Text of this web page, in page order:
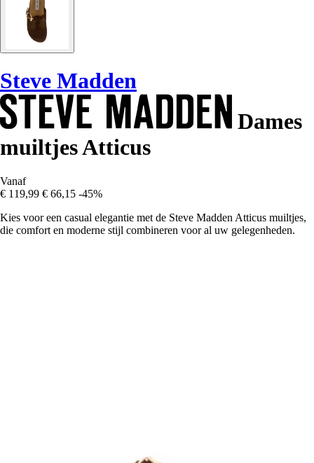
Steve Madden
Dames
muiltjes Atticus
Vanaf
€ 119,99 € 66,15 -45%
Kies voor een casual elegantie met de Steve Madden Atticus muiltjes,
die comfort en moderne stijl combineren voor al uw gelegenheden.